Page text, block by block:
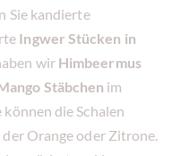
Sie kandierte
Ingwer Stücken in
wirHimbeermus
Stäbchen im
die Schalen
Orange oder Zitrone.